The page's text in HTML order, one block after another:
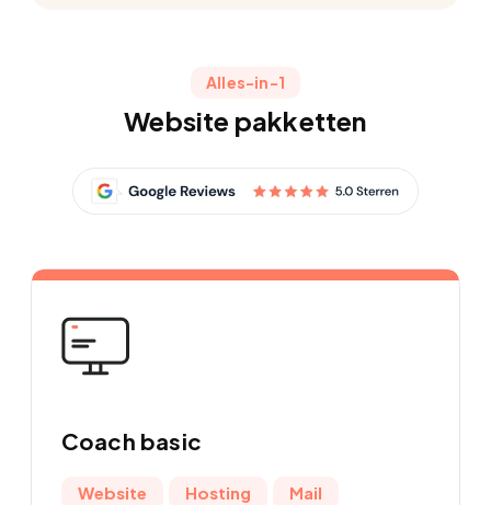
Alles-in-1
Website pakketten
Coach basic
Website Hosting Mail